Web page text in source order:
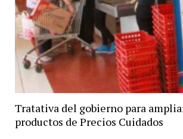
Tratativa del gobierno para
productos de Precios Cuidados